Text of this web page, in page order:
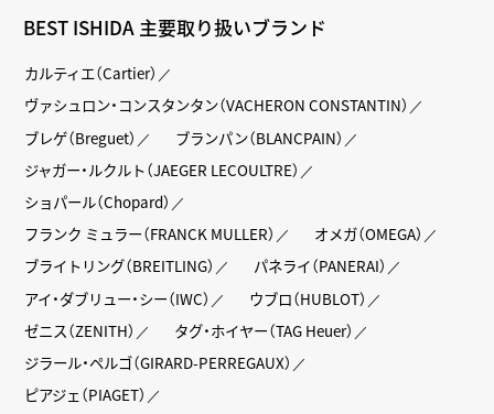
BEST ISHIDA 主要取り扱いブランド
カルティエ（Cartier）
ヴァシュロン・コンスタンタン（VACHERON CONSTANTIN）
ブレゲ（Breguet）
ブランパン（BLANCPAIN）
ジャガー・ルクルト（JAEGER LECOULTRE）
ショパール（Chopard）
フランク ミュラー（FRANCK MULLER）
オメガ（OMEGA）
ブライトリング（BREITLING）
パネライ（PANERAI）
アイ・ダブリュー・シー（IWC）
ウブロ（HUBLOT）
ゼニス（ZENITH）
タグ・ホイヤー（TAG Heuer）
ジラール・ペルゴ（GIRARD-PERREGAUX）
ピアジェ（PIAGET）